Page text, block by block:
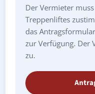
Der Vermieter
Treppenliftes
das
zur Verfügung. Der
zu.